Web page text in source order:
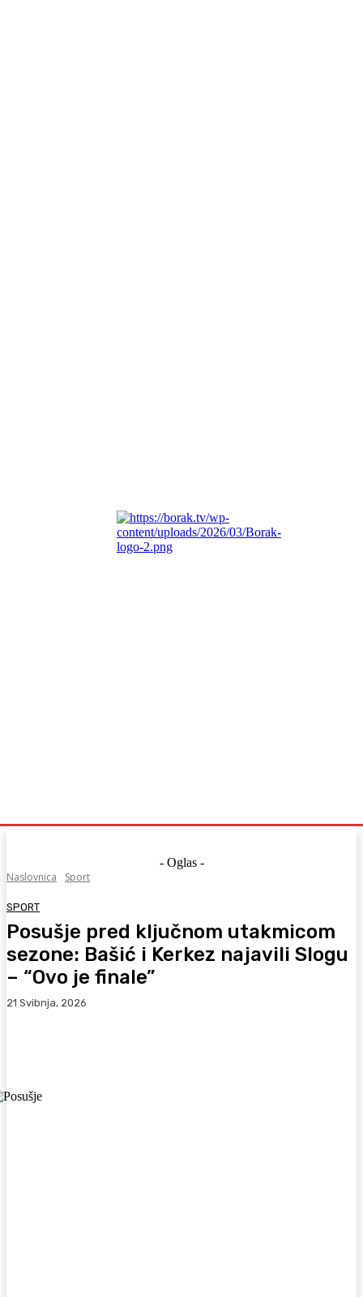
- Oglas -
Naslovnica
Sport
SPORT
Posušje pred ključnom utakmicom
sezone: Bašić i Kerkez najavili Slogu
– “Ovo je finale”
21 Svibnja, 2026